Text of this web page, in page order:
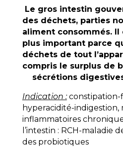
Le gros intestin
des déchets, parties
aliment consommés. Il
plus important parce
déchets de tout
compris le surplus de
sécrétions
Indication :constipation-
hyperacidité-indigestion,
inflammatoires
l’intestin : RCH-maladie
des probiotiques